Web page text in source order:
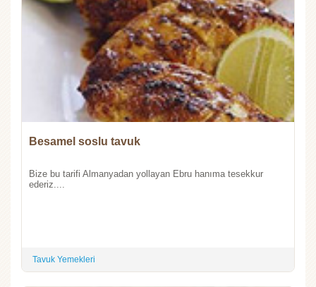
Besamel soslu tavuk
Bize bu tarifi Almanyadan yollayan Ebru hanıma tesekkur
ederiz....
Tavuk Yemekleri